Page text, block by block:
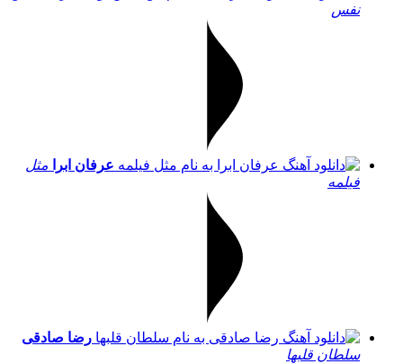
نفس
عرفان ابرا
مثل
فیلمه
رضا صادقی
سلطان قلبها